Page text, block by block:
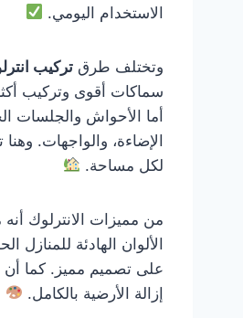
الاستخدام اليومي.
وتختلف طرق تركيب
سماكات أقوى وتركيب
أما الأحواش والجلسات
الإضاءة، والواجهات.
لكل مساحة.
من مميزات الانترلوك
الألوان الهادئة للمنازل
على تصميم مميز. كما أن
إزالة الأرضية بالكامل.